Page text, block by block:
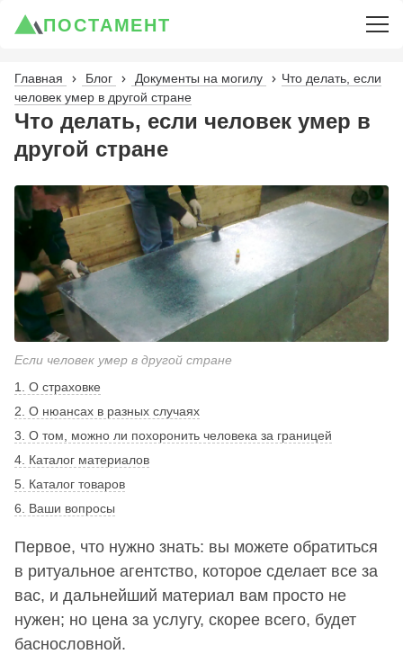
ПОСТАМЕНТ
Главная Блог Документы на могилу
Что делать, если
человек умер в другой стране
Что делать, если человек умер в
другой стране
Если человек умер в другой стране
1. О страховке
2. О нюансах в разных случаях
3. О том, можно ли похоронить человека за границей
4. Каталог материалов
5. Каталог товаров
6. Ваши вопросы
Первое, что нужно знать: вы можете обратиться
в ритуальное агентство, которое сделает все за
вас, и дальнейший материал вам просто не
нужен; но цена за услугу, скорее всего, будет
баснословной.